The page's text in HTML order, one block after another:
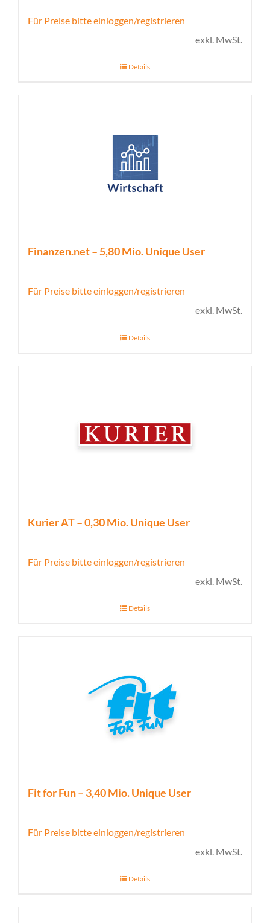
Für Preise bitte einloggen/registrieren
exkl. MwSt.
Details
Finanzen.net – 5,80 Mio. Unique User
Für Preise bitte einloggen/registrieren
exkl. MwSt.
Details
Kurier AT – 0,30 Mio. Unique User
Für Preise bitte einloggen/registrieren
exkl. MwSt.
Details
Fit for Fun – 3,40 Mio. Unique User
Für Preise bitte einloggen/registrieren
exkl. MwSt.
Details